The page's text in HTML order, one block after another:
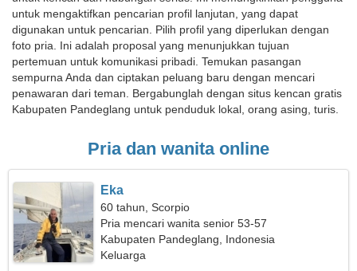
untuk mengaktifkan pencarian profil lanjutan, yang dapat
digunakan untuk pencarian. Pilih profil yang diperlukan dengan
foto pria. Ini adalah proposal yang menunjukkan tujuan
pertemuan untuk komunikasi pribadi. Temukan pasangan
sempurna Anda dan ciptakan peluang baru dengan mencari
penawaran dari teman. Bergabunglah dengan situs kencan gratis
Kabupaten Pandeglang untuk penduduk lokal, orang asing, turis.
Pria dan wanita online
Eka
60 tahun, Scorpio
Pria mencari wanita senior 53-57
Kabupaten Pandeglang, Indonesia
Keluarga